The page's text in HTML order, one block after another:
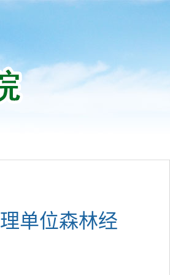
单位森林经